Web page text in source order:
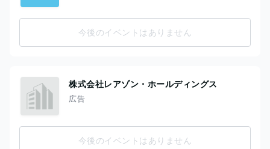
今後のイベントはありません
株式会社レアゾン・ホールディングス
広告
今後のイベントはありません